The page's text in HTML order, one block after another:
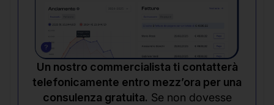
Un nostro commercialista ti contatterà
telefonicamente entro mezz’ora per una
consulenza gratuita. Se non dovesse